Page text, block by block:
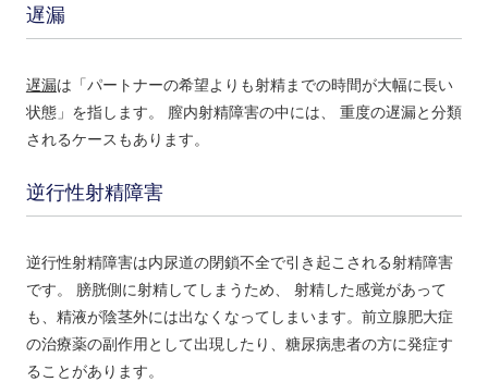
遅漏
遅漏は「パートナーの希望よりも射精までの時間が大幅に長い
状態」を指します。 膣内射精障害の中には、 重度の遅漏と分類
されるケースもあります。
逆行性射精障害
逆行性射精障害は内尿道の閉鎖不全で引き起こされる射精障害
です。 膀胱側に射精してしまうため、 射精した感覚があって
も、精液が陰茎外には出なくなってしまいます。前立腺肥大症
の治療薬の副作用として出現したり、糖尿病患者の方に発症す
ることがあります。